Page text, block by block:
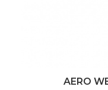
AERO